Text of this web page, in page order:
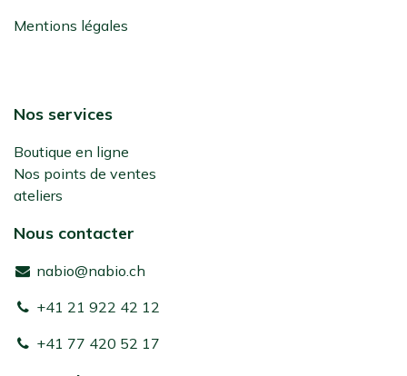
Mentions légales
Nos services
Boutique en ligne
Nos points de ventes
ateliers
Nous contacter
nabio@nabio.ch
+41 21 922 42 12
+41 77 420 52 17